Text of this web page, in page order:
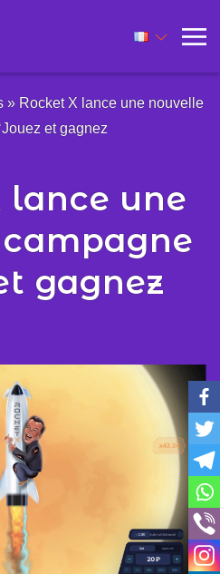
» Rocket X lance une nouvelle
et gagnez
lance une
gagnez